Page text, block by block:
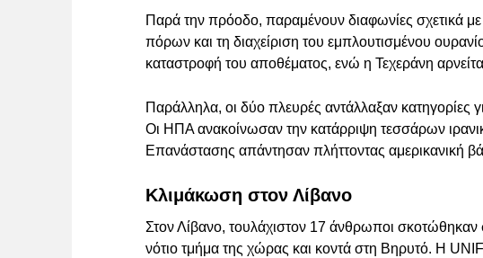
Παρά την πρόοδο, παραμένουν διαφωνίες σχετικά
πόρων και τη διαχείριση του εμπλουτισμένου
καταστροφή του αποθέματος, ενώ η Τεχεράνη
Παράλληλα, οι δύο πλευρές αντάλλαξαν κατηγορίες
Οι ΗΠΑ ανακοίνωσαν την κατάρριψη τεσσάρων
Επανάστασης απάντησαν πλήττοντας αμερικανική
Κλιμάκωση στον Λίβανο
Στον Λίβανο, τουλάχιστον 17 άνθρωποι
νότιο τμήμα της χώρας και κοντά στη Βηρυτό. Η